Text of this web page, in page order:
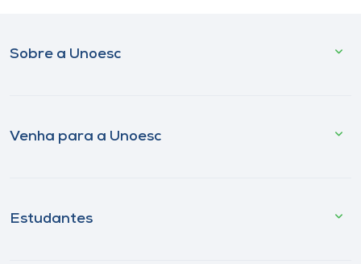
Sobre a Unoesc
Venha para a Unoesc
Estudantes